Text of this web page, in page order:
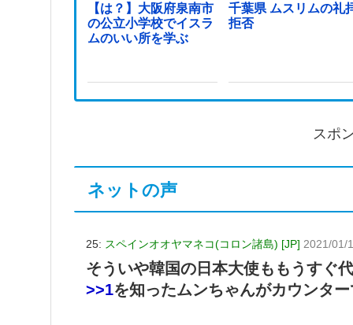
【は？】大阪府泉南市
の公立小学校でイスラ
ムのいい所を学ぶ
千葉県 ムスリムの礼
拒否
スポ
ネットの声
25: スペインオオヤマネコ(コロン諸島) [JP] 2021/01/
そういや韓国の日本大使ももうすぐ
>>1を知ったムンちゃんがカウンタ